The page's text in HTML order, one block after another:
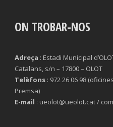
ON TROBAR-NOS
Adreça : Estadi Municipal
Catalans, s/n – 17800 – OLOT
Telèfons : 972 26 06 98
Premsa)
E-mail : ueolot@ueolot.cat /